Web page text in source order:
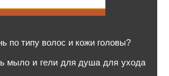
по типу волос и кожи головы?
мыло и гели для душа для ухода